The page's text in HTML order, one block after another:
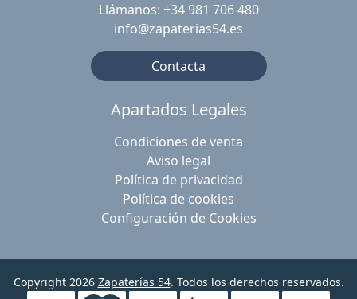
Llámanos: +34 981 706 480
info@zapaterias54.es
Contacta
Apartados Legales
Condiciones de venta
Aviso legal
Política de privacidad
Política de cookies
Configuración de Cookies
Copyright 2026 Zapaterías 54. Todos los derechos reservados.